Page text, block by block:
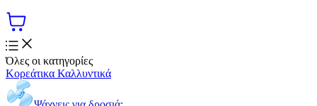
Όλες οι κατηγορίες
Κορεάτικα Καλλυντικά